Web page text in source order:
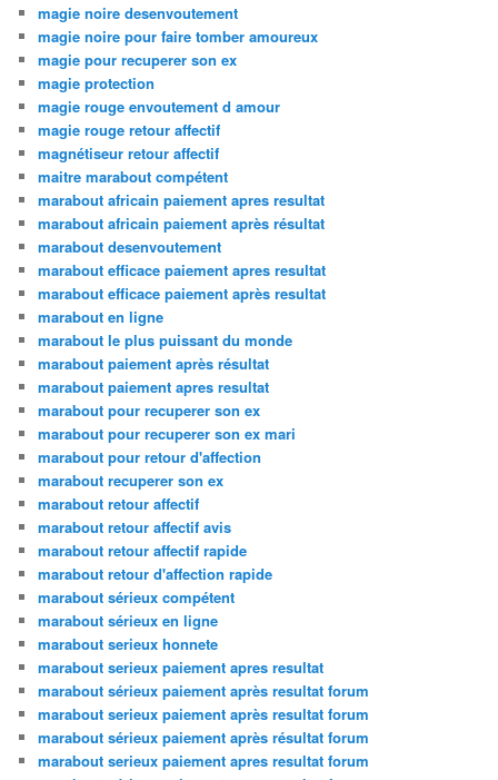
magie noire desenvoutement
magie noire pour faire tomber amoureux
magie pour recuperer son ex
magie protection
magie rouge envoutement d amour
magie rouge retour affectif
magnétiseur retour affectif
maitre marabout compétent
marabout africain paiement apres resultat
marabout africain paiement après résultat
marabout desenvoutement
marabout efficace paiement apres resultat
marabout efficace paiement après resultat
marabout en ligne
marabout le plus puissant du monde
marabout paiement après résultat
marabout paiement apres resultat
marabout pour recuperer son ex
marabout pour recuperer son ex mari
marabout pour retour d'affection
marabout recuperer son ex
marabout retour affectif
marabout retour affectif avis
marabout retour affectif rapide
marabout retour d'affection rapide
marabout sérieux compétent
marabout sérieux en ligne
marabout serieux honnete
marabout serieux paiement apres resultat
marabout sérieux paiement après resultat forum
marabout serieux paiement après resultat forum
marabout sérieux paiement après résultat forum
marabout serieux paiement apres resultat forum